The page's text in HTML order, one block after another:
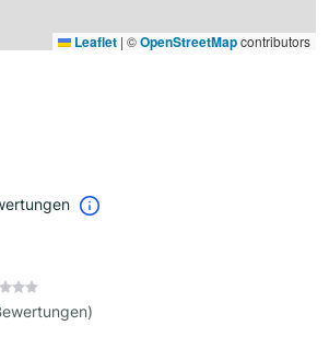
Leaflet | ©OpenStreetMapcontributors